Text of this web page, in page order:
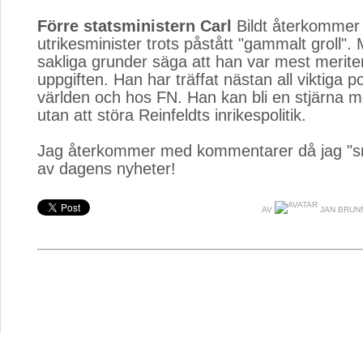
Förre statsministern Carl Bildt
utrikesminister trots påstått "gammalt groll".
sakliga grunder säga att han var mest
uppgiften. Han har träffat nästan all viktiga
världen och hos FN. Han kan bli en stjärna
utan att störa Reinfeldts inrikespolitik.
Jag återkommer med kommentarer då jag
av dagens nyheter!
AV JAN